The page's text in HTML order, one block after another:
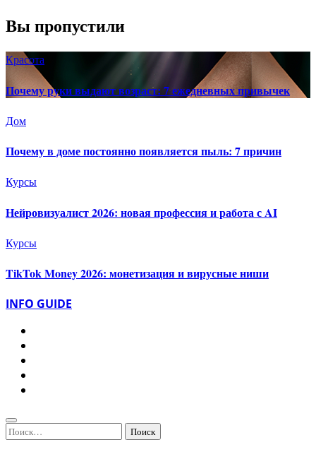
Вы пропустили
Красота
Почему руки выдают возраст: 7 ежедневных привычек
Дом
Почему в доме постоянно появляется пыль: 7 причин
Курсы
Нейровизуалист 2026: новая профессия и работа с AI
Курсы
TikTok Money 2026: монетизация и вирусные ниши
INFO GUIDE
Найти: